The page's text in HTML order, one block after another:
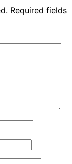
Required fields